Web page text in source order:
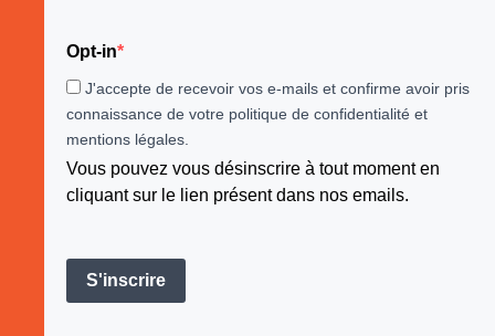
Opt-in
J'accepte de recevoir vos e-mails et confirme avoir pris
connaissance de votre politique de confidentialité et
mentions légales.
Vous pouvez vous désinscrire à tout moment en
cliquant sur le lien présent dans nos emails.
S'inscrire